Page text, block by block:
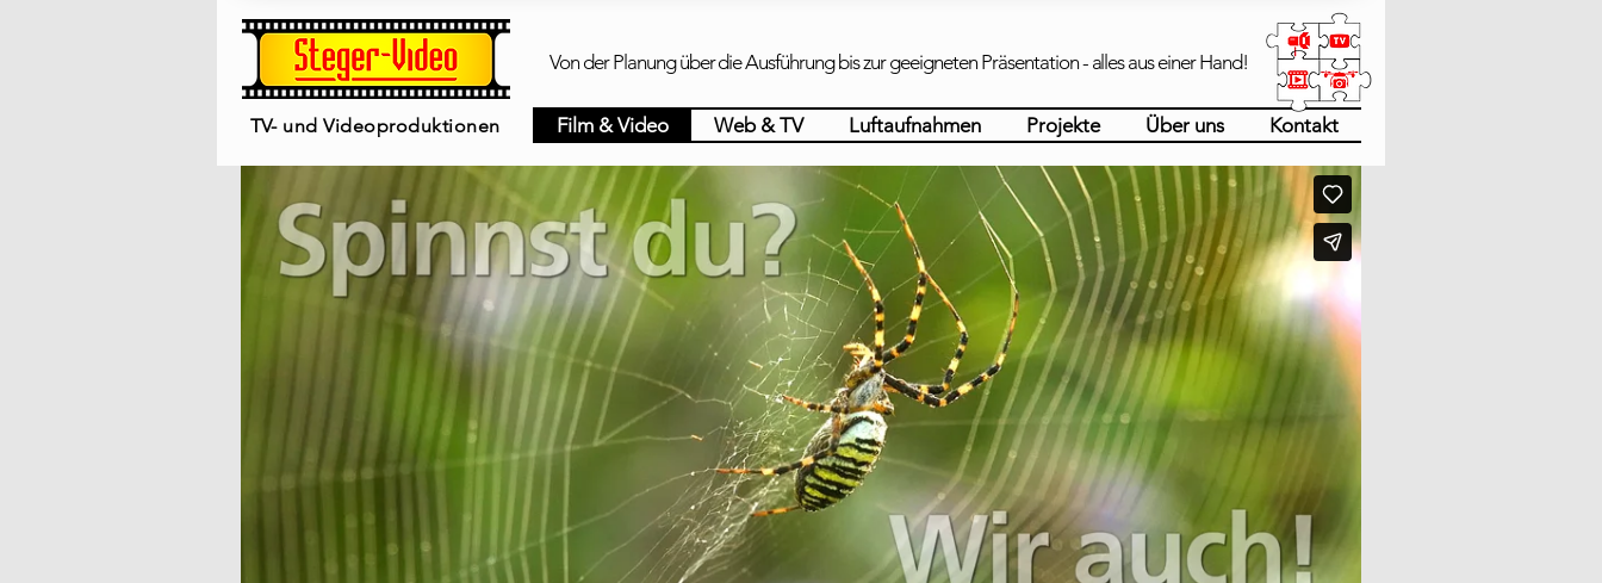
TV- und Videoproduktionen
Von der Planung über die Ausführung bis zur geeigneten Präsentation - alles aus einer Hand!
Film & Video Web & TV Luftaufnahmen Projekte Über uns Kontakt